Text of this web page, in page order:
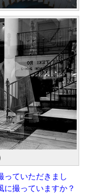
ていただきまし
に撮っていますか？